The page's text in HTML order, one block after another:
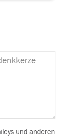
und anderen